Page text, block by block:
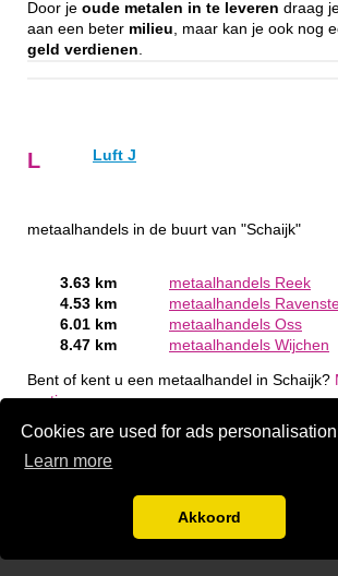
Cookies are used for ads
Learn more
Akkoord
Door je oude metalen in te leveren draag
aan een beter milieu, maar kan je ook nog
geld verdienen.
L Luft J
metaalhandels in de buurt van "Schaijk"
3.63 km
metaalhandels Reek
4.53 km
metaalhandels
6.01 km
metaalhandels Oss
8.47 km
metaalhandels Wijchen
Bent of kent u een metaalhandel in Schaijk?
gratis aan